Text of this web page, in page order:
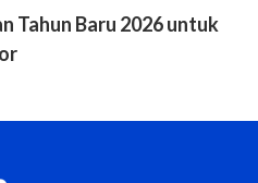
Tahun Baru 2026 untuk